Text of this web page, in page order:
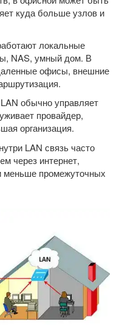
куда больше узлов и
локальные
NAS, умный дом. В
офисы, внешние
обычно управляет
провайдер,
организация.
LAN связь часто
через интернет,
меньше промежуточных